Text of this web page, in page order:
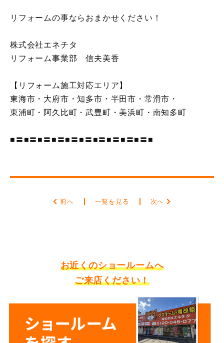
リフォームの事ならおまかせください！
株式会社エネチタ
リフォーム事業部 信夫美香
【リフォーム施工対応エリア】
東海市・大府市・知多市・半田市・常滑市・
東浦町・阿久比町・武豊町・美浜町・南知多町
■〓■〓■〓■〓■〓■〓■〓■〓■〓■〓■
前へ 一覧を見る 次へ
お近くのショールームへ
ご来店ください！